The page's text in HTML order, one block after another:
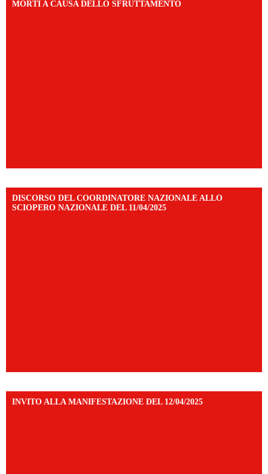
MORTI A CAUSA DELLO SFRUTTAMENTO
DISCORSO DEL COORDINATORE NAZIONALE ALLO
SCIOPERO NAZIONALE DEL 11/04/2025
INVITO ALLA MANIFESTAZIONE DEL 12/04/2025